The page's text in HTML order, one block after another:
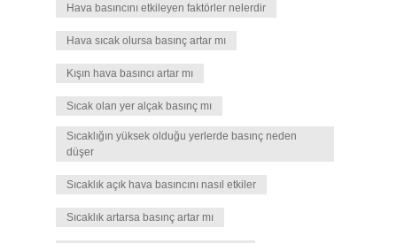
Hava basıncını etkileyen faktörler nelerdir
Hava sıcak olursa basınç artar mı
Kışın hava basıncı artar mı
Sıcak olan yer alçak basınç mı
Sıcaklığın yüksek olduğu yerlerde basınç neden
düşer
Sıcaklık açık hava basıncını nasıl etkiler
Sıcaklık artarsa basınç artar mı